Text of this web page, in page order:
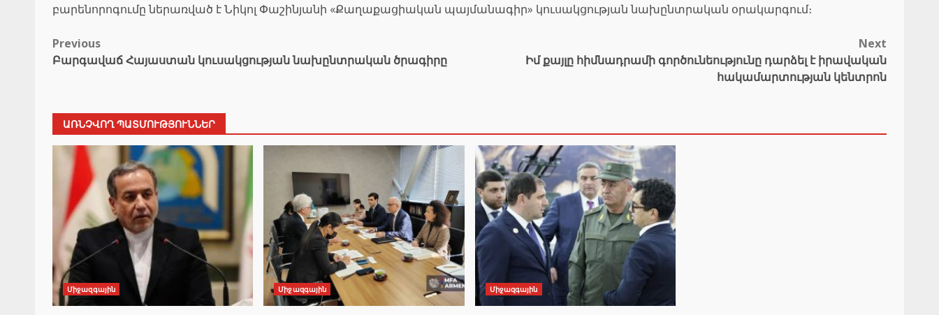
բարենորոգումը ներառված է Նիկոլ Փաշինյանի «Քաղաքացիական պայմանագիր» կուսակցության նախընտրական օրակարգում։
Post
navigation
Previous
Բարգավաճ Հայաստան կուսակցության նախընտրական ծրագիրը
Next
Իմ քայլը հիմնադրամի գործունեությունը դարձել է իրավական
հակամարտության կենտրոն
ԱՌՆՉՎՈՂ ՊԱՏՄՈՒԹՅՈՒՆՆԵՐ
Միջազգային Միջազգային Միջազգային